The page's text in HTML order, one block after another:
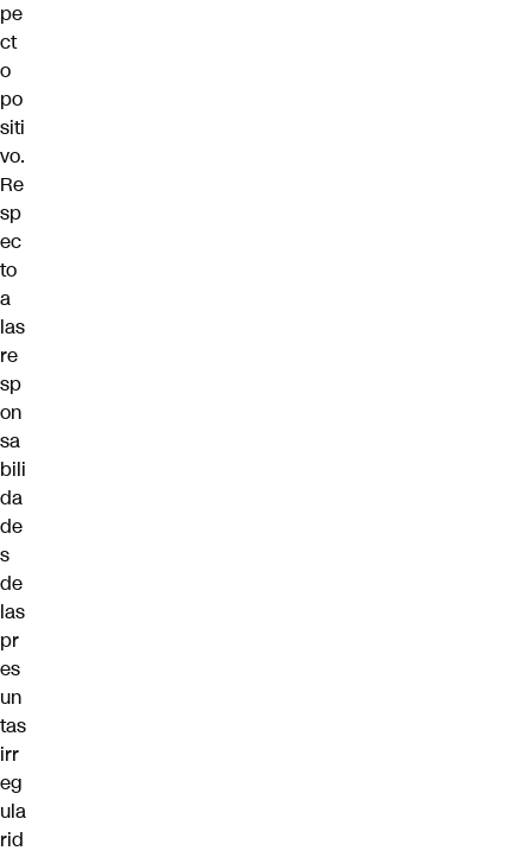
pe
ct
o
po
siti
vo.
Re
sp
ec
to
a
las
re
sp
on
sa
bili
da
de
s
de
las
pr
es
un
tas
irr
eg
ula
rid